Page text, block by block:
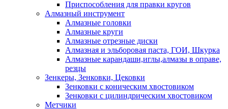
Приспособления для правки кругов
Алмазный инструмент
Алмазные головки
Алмазные круги
Алмазные отрезные диски
Алмазная и эльборовая паста, ГОИ, Шкурка
Алмазные карандаши,иглы,алмазы в оправе,
резцы
Зенкеры, Зенковки, Цековки
Зенковки с коническим хвостовиком
Зенковки с цилиндрическим хвостовиком
Метчики